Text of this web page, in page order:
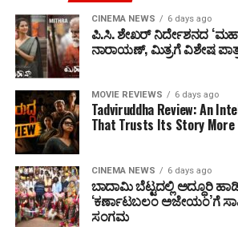
CINEMA NEWS 6 days ago
ಪಿ.ಸಿ. ಶೇಖರ್ ನಿರ್ದೇಶನದ
ನಾರಾಯಣ್, ಮಿತ್ರಗೆ ವಿಶೇಷ
MOVIE REVIEWS 6 days ago
Tadviruddha Review: An
That Trusts Its Story More
CINEMA NEWS 6 days ago
ಬಾದಾಮಿ ಬೆಟ್ಟದಲ್ಲಿ ಅದ್ಧೂರಿ
‘ಕರ್ಣಾಟಬಲಂ ಅಜೇಯಂ’ಗೆ
ಸಂಗಮ